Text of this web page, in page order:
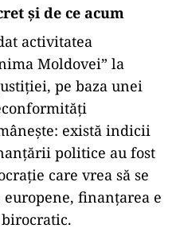
și de ce acum
activitatea
Moldovei” la
pe baza unei
există indicii
politice au fost
care vrea să se
finanțarea e